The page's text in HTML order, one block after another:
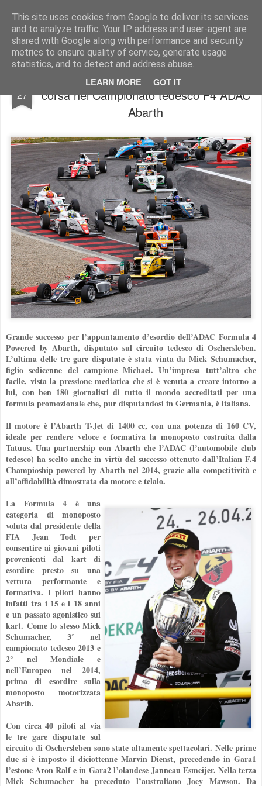
This site uses cookies from Google to deliver its services
and to analyze traffic. Your IP address and user-agent are
shared with Google along with performance and security
metrics to ensure quality of service, generate usage
statistics, and to detect and address abuse.
LEARN MORE GOT IT
AutoMotoCorse. Motorsport Random News 280912
27
Mick Schumacher vince la sua prima
corsa nel Campionato tedesco F4 ADAC
Abarth
Grande successo per l’appuntamento d’esordio dell’ADAC Formula 4
Powered by Abarth, disputato sul circuito tedesco di Oschersleben.
L’ultima delle tre gare disputate è stata vinta da Mick Schumacher,
figlio sedicenne del campione Michael. Un’impresa tutt’altro che
facile, vista la pressione mediatica che si è venuta a creare intorno a
lui, con ben 180 giornalisti di tutto il mondo accreditati per una
formula promozionale che, pur disputandosi in Germania, è italiana.
Il motore è l’Abarth T-Jet di 1400 cc, con una potenza di 160 CV,
ideale per rendere veloce e formativa la monoposto costruita dalla
Tatuus. Una partnership con Abarth che l’ADAC (l’automobile club
tedesco) ha scelto anche in virtù del successo ottenuto dall’Italian F.4
Champioship powered by Abarth nel 2014, grazie alla competitività e
all’affidabilità dimostrata da motore e telaio.
La Formula 4 è una
categoria di monoposto
voluta dal presidente della
FIA Jean Todt per
consentire ai giovani piloti
provenienti dal kart di
esordire presto su una
vettura performante e
formativa. I piloti hanno
infatti tra i 15 e i 18 anni
e un passato agonistico sui
kart. Come lo stesso Mick
Schumacher, 3° nel
campionato tedesco 2013 e
2° nel Mondiale e
nell’Europeo nel 2014,
prima di esordire sulla
monoposto motorizzata
Abarth.
Con circa 40 piloti al via
le tre gare disputate sul
circuito di Oschersleben sono state altamente spettacolari. Nelle prime
due si è imposto il diciottenne Marvin Dienst, precedendo in Gara1
l’estone Aron Ralf e in Gara2 l’olandese Janneau Esmeijer. Nella terza
Mick Schumacher ha preceduto l’australiano Joey Mawson. Da